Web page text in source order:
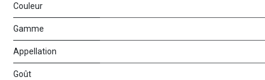
Couleur
Gamme
Appellation
Goût